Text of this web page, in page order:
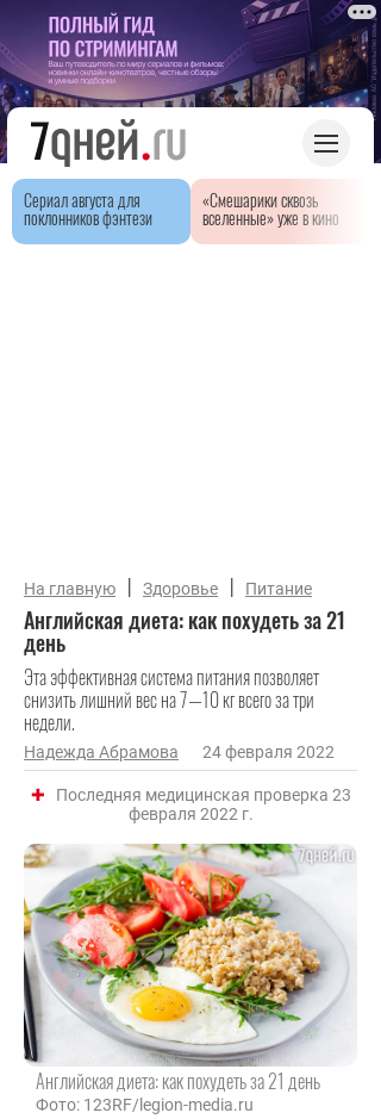
Сериал августа для
поклонников фэнтези
«Смешарики сквозь
вселенные» уже в кино
На главную | Здоровье | Питание
Английская диета: как похудеть за 21
день
Эта эффективная система питания позволяет
снизить лишний вес на 7—10 кг всего за три
недели.
Надежда Абрамова 24 февраля 2022
Последняя медицинская проверка 23
февраля 2022 г.
Английская диета: как похудеть за 21 день
Фото: 123RF/legion-media.ru